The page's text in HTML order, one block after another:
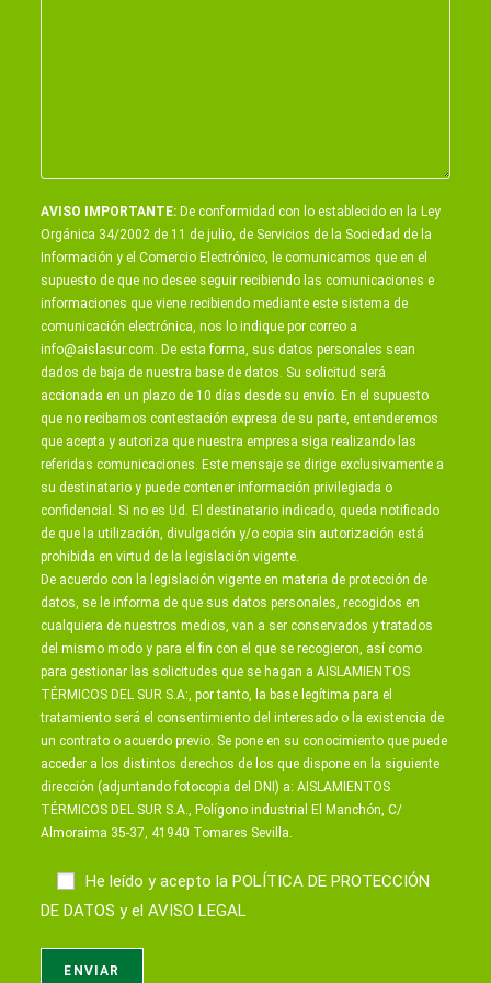
AVISO IMPORTANTE: De conformidad con lo establecido en la Ley
Orgánica 34/2002 de 11 de julio, de Servicios de la Sociedad de la
Información y el Comercio Electrónico, le comunicamos que en el
supuesto de que no desee seguir recibiendo las comunicaciones e
informaciones que viene recibiendo mediante este sistema de
comunicación electrónica, nos lo indique por correo a
info@aislasur.com. De esta forma, sus datos personales sean
dados de baja de nuestra base de datos. Su solicitud será
accionada en un plazo de 10 días desde su envío. En el supuesto
que no recibamos contestación expresa de su parte, entenderemos
que acepta y autoriza que nuestra empresa siga realizando las
referidas comunicaciones. Este mensaje se dirige exclusivamente a
su destinatario y puede contener información privilegiada o
confidencial. Si no es Ud. El destinatario indicado, queda notificado
de que la utilización, divulgación y/o copia sin autorización está
prohibida en virtud de la legislación vigente.
De acuerdo con la legislación vigente en materia de protección de
datos, se le informa de que sus datos personales, recogidos en
cualquiera de nuestros medios, van a ser conservados y tratados
del mismo modo y para el fin con el que se recogieron, así como
para gestionar las solicitudes que se hagan a AISLAMIENTOS
TÉRMICOS DEL SUR S.A:, por tanto, la base legítima para el
tratamiento será el consentimiento del interesado o la existencia de
un contrato o acuerdo previo. Se pone en su conocimiento que puede
acceder a los distintos derechos de los que dispone en la siguiente
dirección (adjuntando fotocopia del DNI) a: AISLAMIENTOS
TÉRMICOS DEL SUR S.A., Polígono industrial El Manchón, C/
Almoraima 35-37, 41940 Tomares Sevilla.
He leído y acepto la POLÍTICA DE PROTECCIÓN
DE DATOS y elAVISO LEGAL